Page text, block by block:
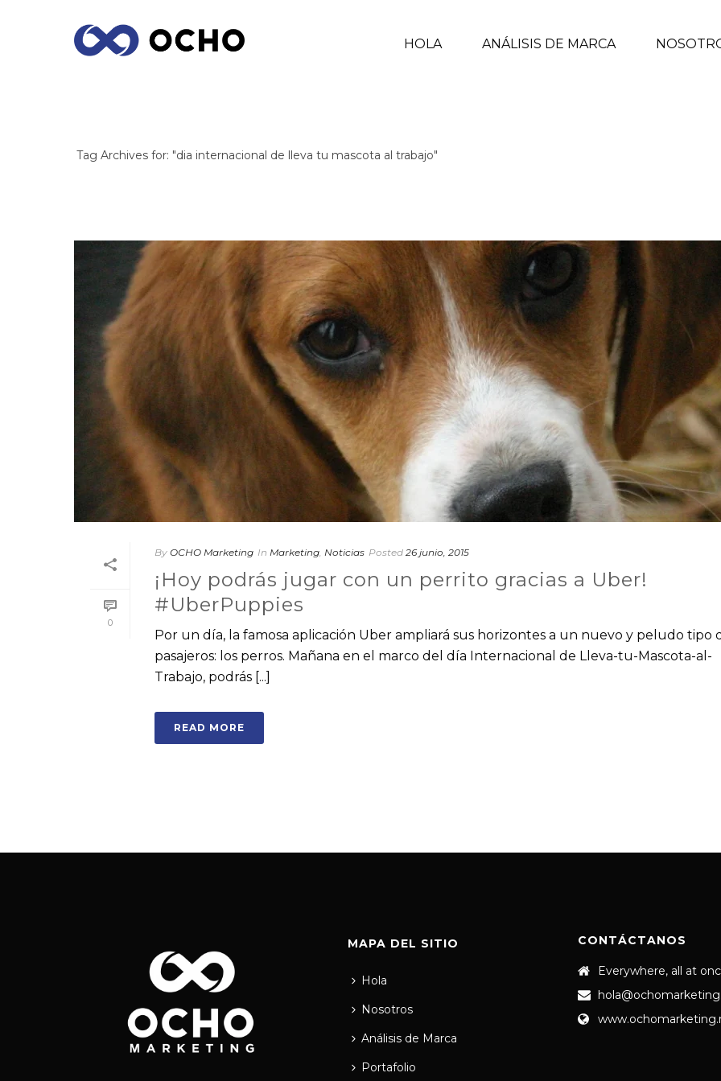
HOLA ANÁLISIS DE MARCA
Tag Archives for: "dia internacional de lleva tu mascota al trabajo"
0
By OCHO Marketing In Marketing, Noticias Posted 26 junio, 2015
¡Hoy podrás jugar con un perrito gracias a Uber!
#UberPuppies
Por un día, la famosa aplicación Uber ampliará sus horizontes a un nuevo y peludo tipo
pasajeros: los perros. Mañana en el marco del día Internacional de Lleva-tu-Mascota-al-
Trabajo, podrás [...]
READ MORE
MAPA DEL SITIO
Hola
Nosotros
Análisis de Marca
Portafolio
CONTÁCTANOS
Everywhere, all at